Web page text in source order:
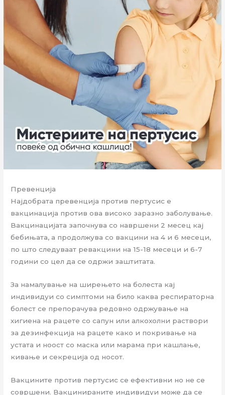
Превенција
Најдобрата превенција против пертусис е
вакцинација против ова високо заразно заболување.
Вакцинацијата започнува со навршени 2 месец кај
бебињата, а продолжува со вакцини на 4 и 6 месеци,
по што следуваат ревакцини на 15-18 месеци и 6-7
години со цел да се одржи заштитата.
За намалување на ширењето на болеста кај
индивидуи со симптоми на било каква респираторна
болест се препорачува редовно одржување на
хигиена на рацете со сапун или алкохолни раствори
за дезинфекција на рацете како и покривање на
устата и ноост со маска или марама при кашлање,
кивање и секреција од носот.
Вакцините против пертусис се ефективни но не се
совршени. Вакцинираните индивидуи може да се